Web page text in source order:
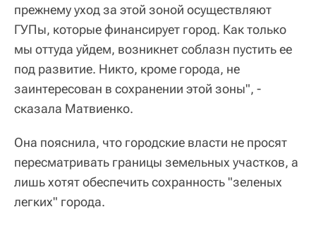
прежнему уход за этой зоной осуществляют
ГУПы, которые финансирует город. Как только
мы оттуда уйдем, возникнет соблазн пустить ее
под развитие. Никто, кроме города, не
заинтересован в сохранении этой зоны", -
сказала Матвиенко.
Она пояснила, что городские власти не просят
пересматривать границы земельных участков, а
лишь хотят обеспечить сохранность "зеленых
легких" города.